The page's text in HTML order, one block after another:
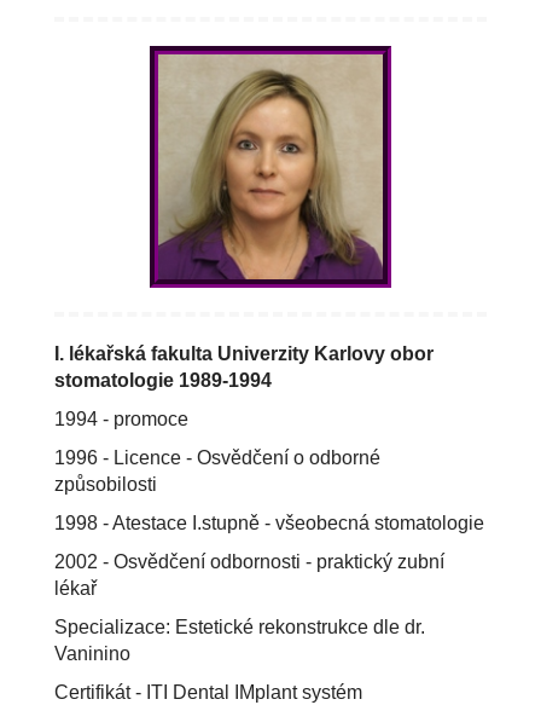
I. lékařská fakulta Univerzity Karlovy obor
stomatologie 1989-1994
1994 - promoce
1996 - Licence - Osvědčení o odborné
způsobilosti
1998 - Atestace I.stupně - všeobecná stomatologie
2002 - Osvědčení odbornosti - praktický zubní
lékař
Specializace: Estetické rekonstrukce dle dr.
Vaninino
Certifikát - ITI Dental IMplant systém